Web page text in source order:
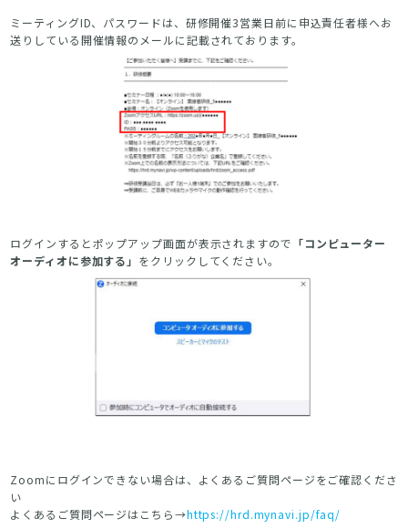
ミーティングID、パスワードは、研修開催3営業日前に申込責任者様へお
送りしている開催情報のメールに記載されております。
ログインするとポップアップ画面が表示されますので 「コンピューター
オーディオに参加する」 をクリックしてください。
Zoomにログインできない場合は、よくあるご質問ページをご確認くださ
い
よくあるご質問ページはこちら→https://hrd.mynavi.jp/faq/